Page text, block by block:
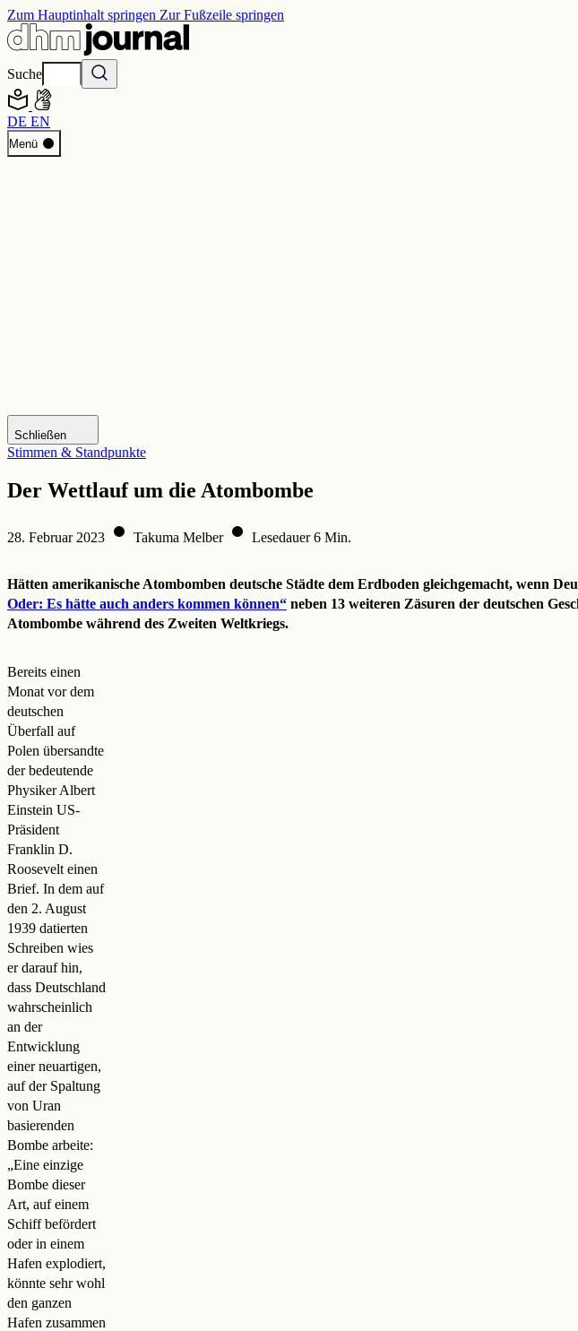
Zum Hauptinhalt springen Zur Fußzeile springen
Suche
DE EN
Menü
Start
Programm
Schließen
Stimmen & Standpunkte
Der Wettlauf um die Atombombe
28. Februar 2023 Takuma Melber Lesedauer 6 Min.
Hätten amerikanische Atombomben deutsche Städte dem Erdboden gleichgemacht, wenn
Oder: Es hätte auch anders kommen können“ neben 13 weiteren Zäsuren der deutschen
Atombombe während des Zweiten Weltkriegs.
Bereits einen
Monat vor dem
deutschen
Überfall auf
Polen übersandte
der bedeutende
Physiker Albert
Einstein US-
Präsident
Franklin D.
Roosevelt einen
Brief. In dem auf
den 2. August
1939 datierten
Schreiben wies
er darauf hin,
dass Deutschland
wahrscheinlich
an der
Entwicklung
einer neuartigen,
auf der Spaltung
von Uran
basierenden
Bombe arbeite:
„Eine einzige
Bombe dieser
Art, auf einem
Schiff befördert
oder in einem
Hafen explodiert,
könnte sehr wohl
den ganzen
Hafen zusammen